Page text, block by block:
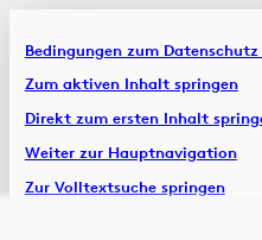
Bedingungen zum
Zum aktiven Inhalt springen
Direkt zum ersten Inhalt
Weiter zur Hauptnavigation
Zur Volltextsuche springen
Artikel